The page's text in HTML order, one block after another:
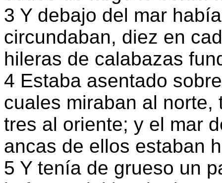
3 Y debajo del mar
circundaban, diez en
hileras de calabazas
4 Estaba asentado
cuales miraban al
tres al oriente; y el mar
ancas de ellos estaban
5 Y tenía de grueso un